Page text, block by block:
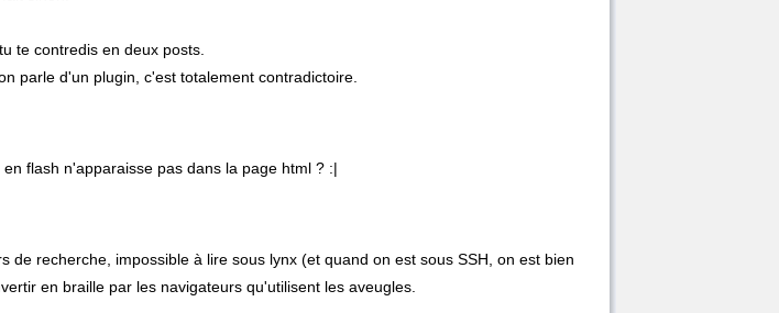
te contredis en deux posts.
parle d'un plugin, c'est totalement contradictoire.
flash n'apparaisse pas dans la page html ? :|
de recherche, impossible à lire sous lynx (et quand on est sous SSH, on est bien
en braille par les navigateurs qu'utilisent les aveugles.